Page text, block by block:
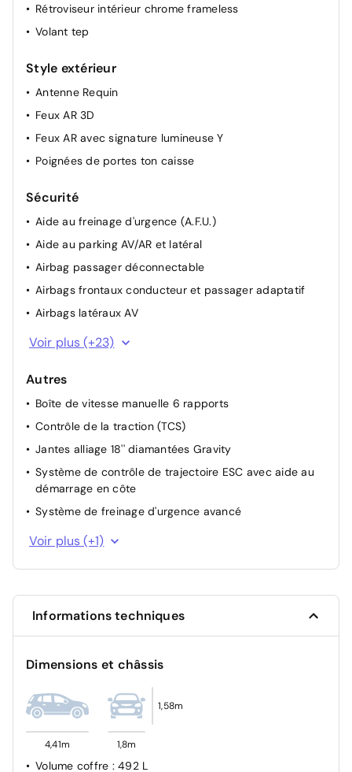
Rétroviseurs extérieurs dégivrants, réglables et
rabattables électriquement
Tableau de bord avec écran numérique et
personnalisable 10"
Rétroviseur intérieur chrome frameless
Volant tep
Style extérieur
Antenne Requin
Feux AR 3D
Feux AR avec signature lumineuse Y
Poignées de portes ton caisse
Sécurité
Aide au freinage d'urgence (A.F.U.)
Aide au parking AV/AR et latéral
Airbag passager déconnectable
Airbags frontaux conducteur et passager adaptatif
Airbags latéraux AV
Alerte de distance de sécurité
Alerte franchissement de ligne et assistant maintien
dans la voie
Allumage automatique des essuie-glaces
Antiblocage des roues ABS
Appel d'urgence
Ceinture centrale AR 3 points
Condamnation centralisée des portes
Eclairage AV et AR Full LED Pure Vision
My Safety switch (raccourci vers configuration
personnalisée des aides à la conduite)
Prédisposition éthylotest
Reconnaissance des panneaux de signalisation
Voir plus (+23)
Autres
Boîte de vitesse manuelle 6 rapports
Contrôle de la traction (TCS)
Jantes alliage 18'' diamantées Gravity
Système de contrôle de trajectoire ESC avec aide au
démarrage en côte
Système de freinage d'urgence avancé
Système multimédia openR link 10.4" avecGoogle
intégré
Voir plus (+1)
Informations techniques
Dimensions et châssis
4,41m 1,8m
1,58m
Volume coffre : 492 L